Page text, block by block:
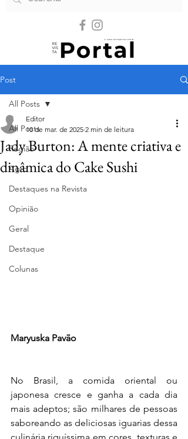
Post
All Posts
Região
Agro
Destaques na Revista
Opinião
Geral
Destaque
Colunas
All Posts
Jady Burton: A mente criativa e
dinâmica do Cake Sushi
Editor
10 de mar. de 2025 2 min de leitura
Maryuska Pavão
No Brasil, a comida oriental ou
japonesa cresce e ganha a cada dia
mais adeptos; são milhares de pessoas
saboreando as deliciosas iguarias dessa